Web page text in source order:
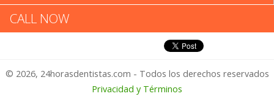
Mark Weissler DMD: Califica tu
Experiencia
1 – No Feliz
CALL NOW
© 2026, 24horasdentistas.com - Todos los derechos reservados
Privacidad y Términos